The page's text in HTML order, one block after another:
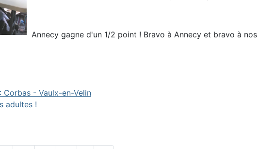
Annecy gagne d'un 1/2 point ! Bravo à Annecy et bravo à
- Vaulx-en-Velin
adultes !